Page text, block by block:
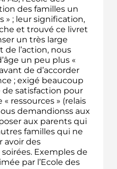
des familles un
» ; leur signification,
et trouvé ce livret
un très large
de l’action, nous
un peu plus «
de d’accorder
; exigé beaucoup
de satisfaction pour
ressources » (relais
demandionss aux
aux parents qui
familles qui ne
avoir des
Exemples de
par l’Ecole des